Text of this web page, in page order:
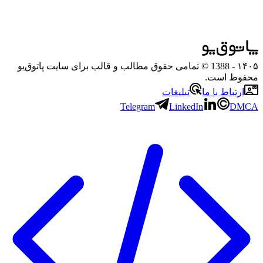
۱۴۰۵
- 1388 © تمامی حقوق مطالب و قالب برای سایت پاتوق‌یو
محفوظ است.
ارتباط با ما
تبلیغات
Telegram
LinkedIn DMCA